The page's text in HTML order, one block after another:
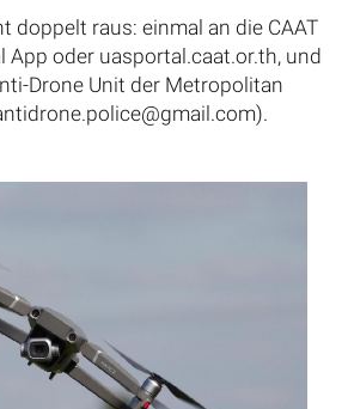
doppelt raus: einmal an die CAAT
App oder uasportal.caat.or.th, und
Drone Unit der Metropolitan